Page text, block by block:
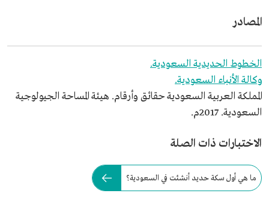
المصادر
الخطوط الحديدية السعودية.
وكالة الأنباء السعودية.
المملكة العربية السعودية حقائق وأرقام. هيئة المساحة الجيولوجية
السعودية. 2017م.
الاختبارات ذات الصلة
ما هي أول سكة حديد أنشئت في السعودية؟